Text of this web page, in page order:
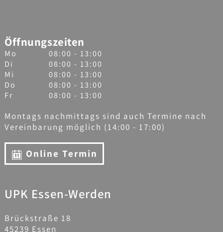
Öffnungszeiten
Mo
08:00 - 13:00
Di
08:00 - 13:00
Mi
08:00 - 13:00
Do
08:00 - 13:00
Fr
08:00 - 13:00
Montags nachmittags sind auch Termine nach
Vereinbarung möglich (14:00 - 17:00)
Online Termin
UPK Essen-Werden
Brückstraße 18
45239 Essen